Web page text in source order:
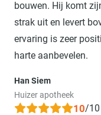
bouwen. Hij komt
strak uit en levert
ervaring is zeer
harte aanbevelen.
Han Siem
Huizer apotheek
10/10